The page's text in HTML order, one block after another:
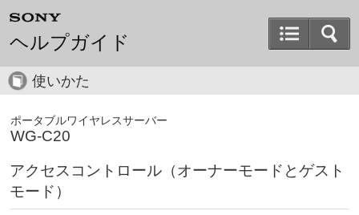
ヘルプガイド
使いかた
ポータブルワイヤレスサーバー
WG-C20
アクセスコントロール（オーナーモードとゲスト
モード）